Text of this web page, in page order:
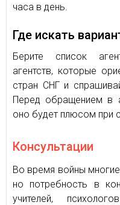
часа в день.
Где искать
Берите список
агентств, которые
стран СНГ и
Перед обращением в
оно будет плюсом при
Консультации
Во время войны
но потребность в
учителей,